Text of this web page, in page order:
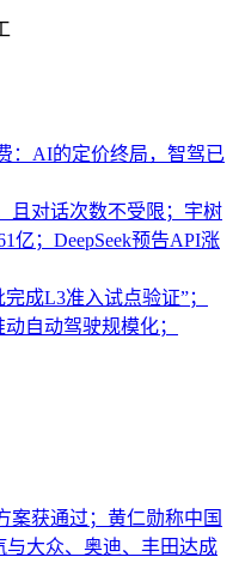
：AI的定价终局，智驾已
且对话次数不受限；宇树
亿；DeepSeek预告API涨
成L3准入试点验证”；
自动驾驶规模化；
案获通过；黄仁勋称中国
大众、奥迪、丰田达成